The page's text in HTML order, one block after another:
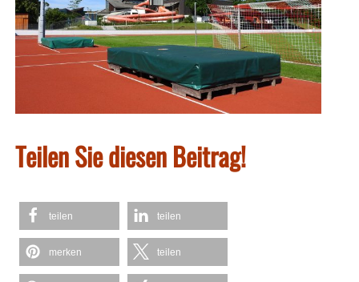
Teilen Sie diesen Beitrag!
teilen teilen
merken teilen